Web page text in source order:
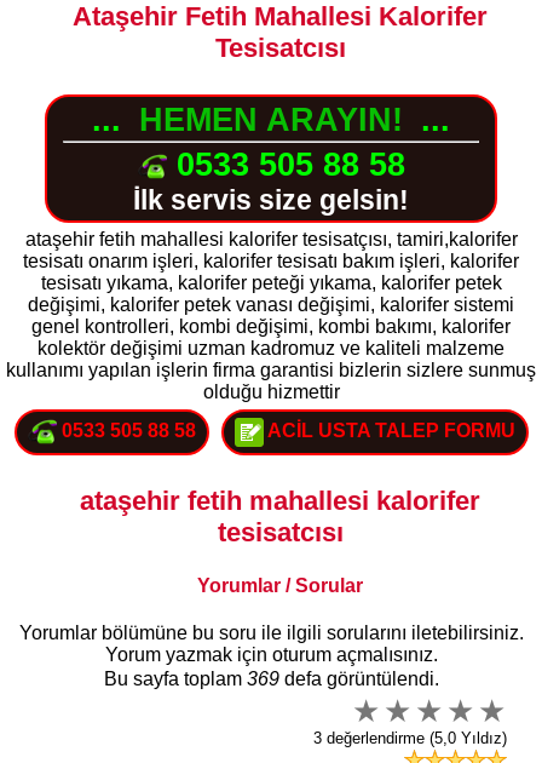
Ataşehir Fetih Mahallesi Kalorifer
Tesisatcısı
... HEMEN ARAYIN! ...
0533 505 88 58
İlk servis size gelsin!
ataşehir fetih mahallesi kalorifer tesisatçısı, tamiri,kalorifer
tesisatı onarım işleri, kalorifer tesisatı bakım işleri, kalorifer
tesisatı yıkama, kalorifer peteği yıkama, kalorifer petek
değişimi, kalorifer petek vanası değişimi, kalorifer sistemi
genel kontrolleri, kombi değişimi, kombi bakımı, kalorifer
kolektör değişimi uzman kadromuz ve kaliteli malzeme
kullanımı yapılan işlerin firma garantisi bizlerin sizlere sunmuş
olduğu hizmettir
0533 505 88 58
ACİL USTA TALEP FORMU
ataşehir fetih mahallesi kalorifer
tesisatcısı
Yorumlar / Sorular
Yorumlar bölümüne bu soru ile ilgili sorularını iletebilirsiniz.
Yorum yazmak için oturum açmalısınız.
Bu sayfa toplam 369defa görüntülendi.
3 değerlendirme (5,0 Yıldız)